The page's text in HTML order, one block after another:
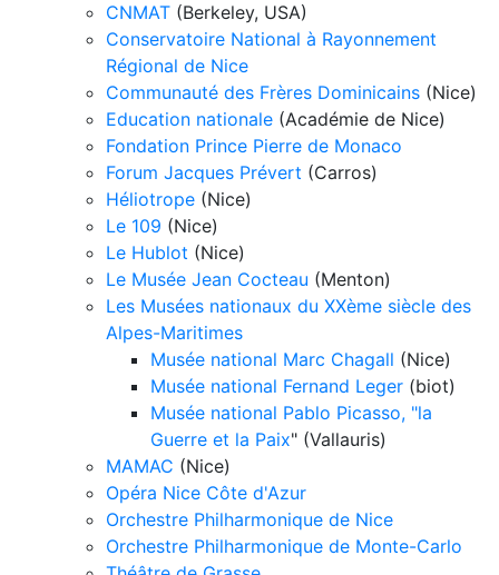
CNMAT (Berkeley, USA)
Conservatoire National à Rayonnement
Régional de Nice
Communauté des Frères Dominicains (Nice)
Education nationale (Académie de Nice)
Fondation Prince Pierre de Monaco
Forum Jacques Prévert (Carros)
Héliotrope (Nice)
Le 109 (Nice)
Le Hublot (Nice)
Le Musée Jean Cocteau (Menton)
Les Musées nationaux du XXème siècle des
Alpes-Maritimes
Musée national Marc Chagall (Nice)
Musée national Fernand Leger (biot)
Musée national Pablo Picasso, "la
Guerre et la Paix" (Vallauris)
MAMAC (Nice)
Opéra Nice Côte d'Azur
Orchestre Philharmonique de Nice
Orchestre Philharmonique de Monte-Carlo